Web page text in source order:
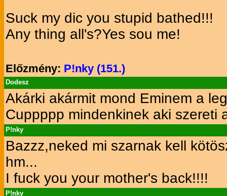
Suck my dic you stupid bathed!!!
Any thing all's?Yes sou me!
Előzmény: P!nky (151.)
Dodesz
Akárki akármit mond Eminem a
Cuppppp mindenkinek aki szereti
P!nky
Bazzz,neked mi szarnak kell
hm...
I fuck you your mother's back!!!!
P!nky